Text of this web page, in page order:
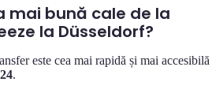
mai bună cale de la
la Düsseldorf?
este cea mai rapidă și mai accesibilă
.